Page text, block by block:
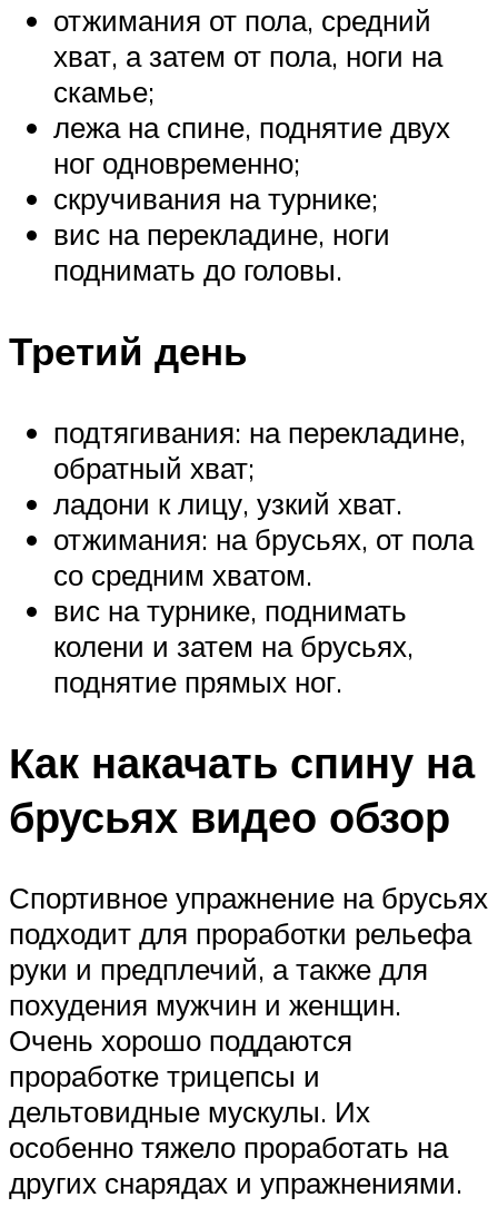
отжимания от пола, средний
хват, а затем от пола, ноги на
скамье;
лежа на спине, поднятие двух
ног одновременно;
скручивания на турнике;
вис на перекладине, ноги
поднимать до головы.
Третий день
подтягивания: на перекладине,
обратный хват;
ладони к лицу, узкий хват.
отжимания: на брусьях, от пола
со средним хватом.
вис на турнике, поднимать
колени и затем на брусьях,
поднятие прямых ног.
Как накачать спину на
брусьях видео обзор
Спортивное упражнение на брусьях
подходит для проработки рельефа
руки и предплечий, а также для
похудения мужчин и женщин.
Очень хорошо поддаются
проработке трицепсы и
дельтовидные мускулы. Их
особенно тяжело проработать на
других снарядах и упражнениями.